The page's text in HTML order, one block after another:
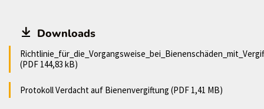
Downloads
(PDF 144,83 kB)
Protokoll Verdacht auf Bienenvergiftung (PDF 1,41 MB)